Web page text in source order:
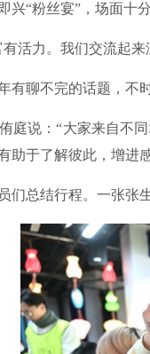
兴“粉丝宴”，场面十
力。我们交流起来
聊不完的话题，不
说：“大家来自不同
助于了解彼此，增进
总结行程。一张张